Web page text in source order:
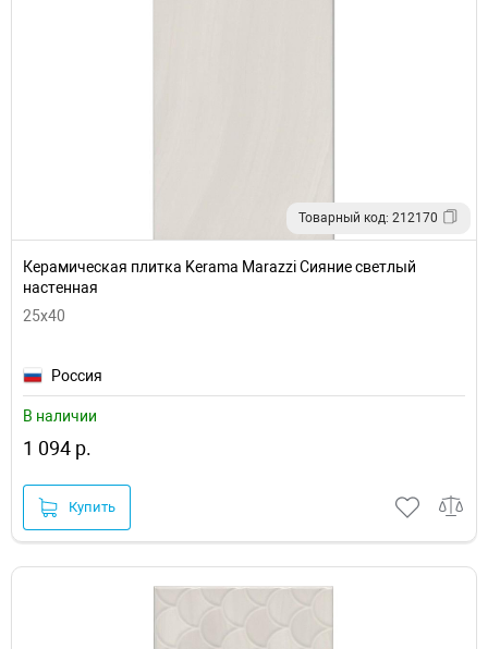
Товарный код: 212170
Керамическая плитка Kerama Marazzi Сияние светлый
настенная
25x40
Россия
В наличии
1 094 р.
Купить